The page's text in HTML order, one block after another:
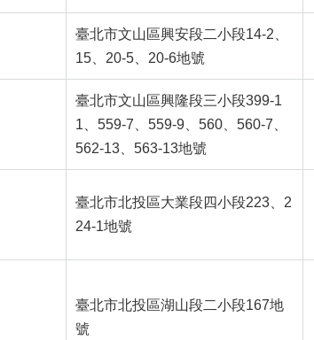
臺北市文山區興安段二小段14-2、
15、20-5、20-6地號
臺北市文山區興隆段三小段399-1
1、559-7、559-9、560、560-7、
562-13、563-13地號
臺北市北投區大業段四小段223、2
24-1地號
臺北市北投區湖山段二小段167地
號